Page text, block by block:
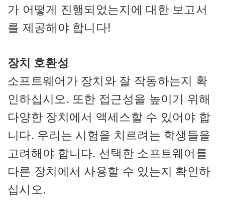
가 어떻게 진행되었는지에 대한 보고서
를 제공해야 합니다!
장치 호환성
소프트웨어가 장치와 잘 작동하는지 확
인하십시오. 또한 접근성을 높이기 위해
다양한 장치에서 액세스할 수 있어야 합
니다. 우리는 시험을 치르려는 학생들을
고려해야 합니다. 선택한 소프트웨어를
다른 장치에서 사용할 수 있는지 확인하
십시오.